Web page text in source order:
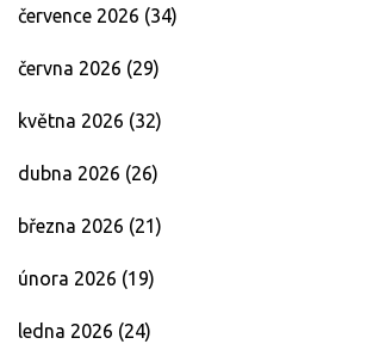
července 2026 (34)
června 2026 (29)
května 2026 (32)
dubna 2026 (26)
března 2026 (21)
února 2026 (19)
ledna 2026 (24)